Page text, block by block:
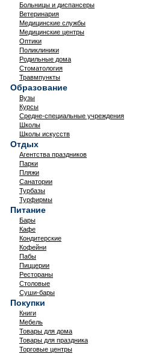
Больницы и диспансеры
Ветеринария
Медицинские службы
Медицинские центры
Оптики
Поликлиники
Родильные дома
Стоматология
Травмпункты
Образование
Вузы
Курсы
Средне-специальные учреждения
Школы
Школы искусств
Отдых
Агентства праздников
Парки
Пляжи
Санатории
Турбазы
Турфирмы
Питание
Бары
Кафе
Кондитерские
Кофейни
Пабы
Пиццерии
Рестораны
Столовые
Суши-бары
Покупки
Книги
Мебель
Товары для дома
Товары для праздника
Торговые центры